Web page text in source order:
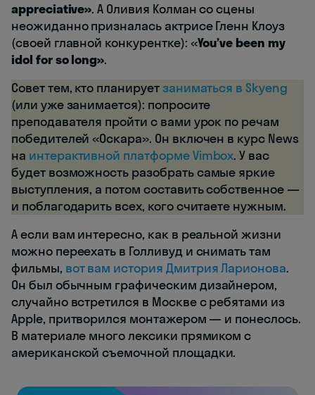
appreciative». А Оливия Колман со сцены
неожиданно призналась актрисе Гленн Клоуз
(своей главной конкурентке): «You’ve been my
idol for so long».
Совет тем, кто планирует заниматься в Skyeng
(или уже занимается): попросите
преподавателя пройти с вами урок по речам
победителей «Оскара». Он включен в курс News
на интерактивной платформе Vimbox. У вас
будет возможность разобрать самые яркие
выступления, а потом составить собственное —
и поблагодарить всех, кого считаете нужным.
А если вам интересно, как в реальной жизни
можно переехать в Голливуд и снимать там
фильмы, вот вам история Дмитрия Ларионова.
Он был обычным графическим дизайнером,
случайно встретился в Москве с ребятами из
Apple, притворился монтажером — и понеслось.
В материале много лексики прямиком с
американской съемочной площадки.